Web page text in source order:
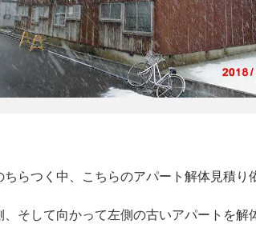
ちらつく中、こちらのアパート解体見積り
、そして向かって左側の古いアパートを解